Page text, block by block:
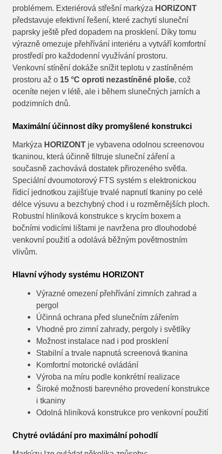
problémem. Exteriérová střešní markýza HORIZONT
představuje efektivní řešení, které zachytí sluneční
paprsky ještě před dopadem na prosklení. Díky tomu
výrazně omezuje přehřívání interiéru a vytváří komfortní
prostředí pro každodenní využívání prostoru.
Venkovní stínění dokáže snížit teplotu v zastíněném
prostoru až o 15 °C oproti nezastíněné ploše, což
oceníte nejen v létě, ale i během slunečných jarních a
podzimních dnů.
Maximální účinnost díky promyšlené konstrukci
Markýza HORIZONT je vybavena odolnou screenovou
tkaninou, která účinně filtruje sluneční záření a
současně zachovává dostatek přirozeného světla.
Speciální dvoumotorový FTS systém s elektronickou
řídicí jednotkou zajišťuje trvalé napnutí tkaniny po celé
délce výsuvu a bezchybný chod i u rozměrnějších ploch.
Robustní hliníková konstrukce s krycím boxem a
bočními vodicími lištami je navržena pro dlouhodobé
venkovní použití a odolává běžným povětrnostním
vlivům.
Hlavní výhody systému HORIZONT
Výrazné omezení přehřívání zimních zahrad a
pergol
Účinná ochrana před slunečním zářením
Vhodné pro zimní zahrady, pergoly i světlíky
Možnost instalace nad i pod prosklení
Stabilní a trvale napnutá screenová tkanina
Komfortní motorické ovládání
Výroba na míru podle konkrétní realizace
Široké možnosti barevného provedení konstrukce
i tkaniny
Odolná hliníková konstrukce pro venkovní použití
Chytré ovládání pro maximální pohodlí